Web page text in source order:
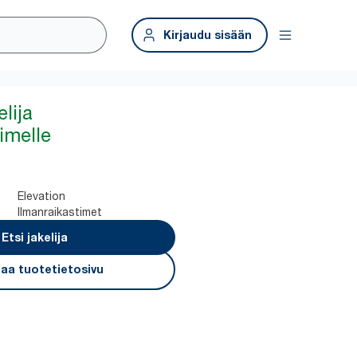
Kirjaudu sisään
Elevation
Ilmanraikastimet
Etsi jakelija
tuotetietosivu